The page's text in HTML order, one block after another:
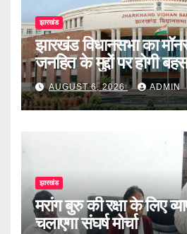
झारखंड
झारखंड विधानसभा का
जनहित के मुद्दों पर होगी
AUGUST 6, 2026 ADMIN
झारखंड
मरांग बुरु की रक्षा के लिए
चलाएगा संघर्ष मोर्चा